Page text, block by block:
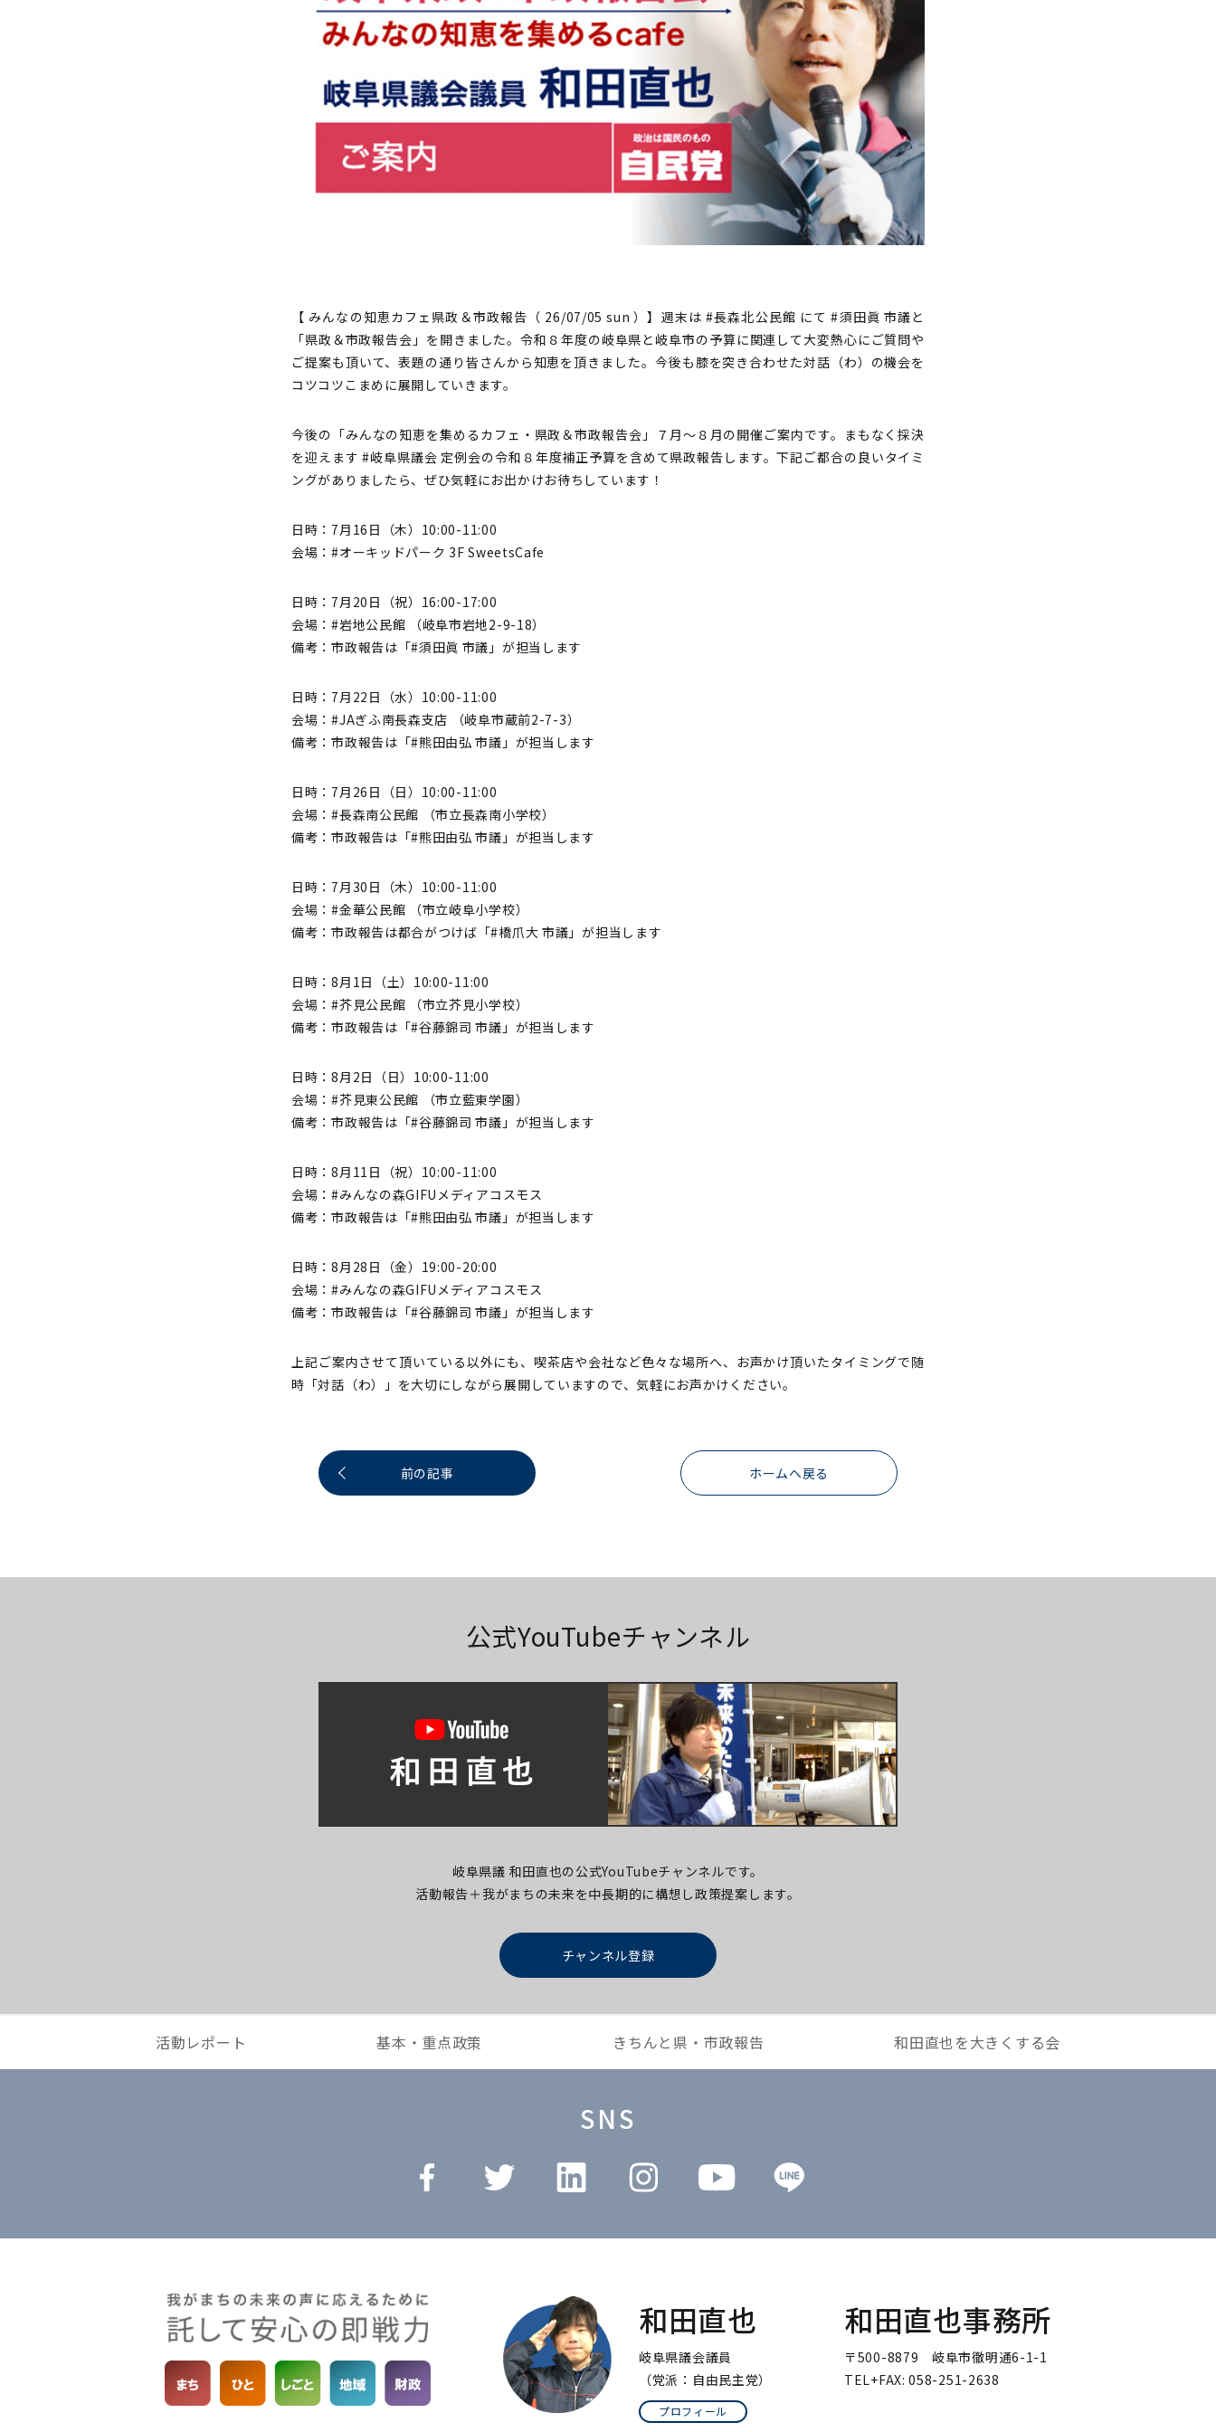
【 みんなの知恵カフェ県政＆市政報告（ 26/07/05 sun ）】週末は #長森北公民館 にて #須田眞 市議と
「県政＆市政報告会」を開きました。令和８年度の岐阜県と岐阜市の予算に関連して大変熱心にご質問や
ご提案も頂いて、表題の通り皆さんから知恵を頂きました。今後も膝を突き合わせた対話（わ）の機会を
コツコツこまめに展開していきます。
今後の「みんなの知恵を集めるカフェ・県政＆市政報告会」７月〜８月の開催ご案内です。まもなく採決
を迎えます #岐阜県議会 定例会の令和８年度補正予算を含めて県政報告します。下記ご都合の良いタイミ
ングがありましたら、ぜひ気軽にお出かけお待ちしています！
日時：7月16日（木）10:00-11:00
会場：#オーキッドパーク 3F SweetsCafe
日時：7月20日（祝）16:00-17:00
会場：#岩地公民館 （岐阜市岩地2-9-18）
備考：市政報告は「#須田眞 市議」が担当します
日時：7月22日（水）10:00-11:00
会場：#JAぎふ南長森支店 （岐阜市蔵前2-7-3）
備考：市政報告は「#熊田由弘 市議」が担当します
日時：7月26日（日）10:00-11:00
会場：#長森南公民館 （市立長森南小学校）
備考：市政報告は「#熊田由弘 市議」が担当します
日時：7月30日（木）10:00-11:00
会場：#金華公民館 （市立岐阜小学校）
備考：市政報告は都合がつけば「#橋爪大 市議」が担当します
日時：8月1日（土）10:00-11:00
会場：#芥見公民館 （市立芥見小学校）
備考：市政報告は「#谷藤錦司 市議」が担当します
日時：8月2日（日）10:00-11:00
会場：#芥見東公民館 （市立藍東学園）
備考：市政報告は「#谷藤錦司 市議」が担当します
日時：8月11日（祝）10:00-11:00
会場：#みんなの森GIFUメディアコスモス
備考：市政報告は「#熊田由弘 市議」が担当します
日時：8月28日（金）19:00-20:00
会場：#みんなの森GIFUメディアコスモス
備考：市政報告は「#谷藤錦司 市議」が担当します
上記ご案内させて頂いている以外にも、喫茶店や会社など色々な場所へ、お声かけ頂いたタイミングで随
時「対話（わ）」を大切にしながら展開していますので、気軽にお声かけください。
前の記事 ホームへ戻る
公式YouTubeチャンネル
岐阜県議 和田直也の公式YouTubeチャンネルです。
活動報告＋我がまちの未来を中長期的に構想し政策提案します。
チャンネル登録
活動レポート 基本・重点政策 きちんと県・市政報告 和田直也を大きくする会
SNS
和田直也
岐阜県議会議員
（党派：自由民主党）
プロフィール
和田直也事務所
〒500-8879 岐阜市徹明通6-1-1
TEL+FAX: 058-251-2638